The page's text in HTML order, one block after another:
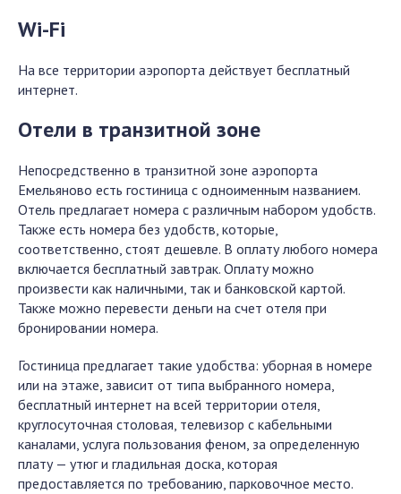
Wi-Fi
На все территории аэропорта действует бесплатный
интернет.
Отели в транзитной зоне
Непосредственно в транзитной зоне аэропорта
Емельяново есть гостиница с одноименным названием.
Отель предлагает номера с различным набором удобств.
Также есть номера без удобств, которые,
соответственно, стоят дешевле. В оплату любого номера
включается бесплатный завтрак. Оплату можно
произвести как наличными, так и банковской картой.
Также можно перевести деньги на счет отеля при
бронировании номера.
Гостиница предлагает такие удобства: уборная в номере
или на этаже, зависит от типа выбранного номера,
бесплатный интернет на всей территории отеля,
круглосуточная столовая, телевизор с кабельными
каналами, услуга пользования феном, за определенную
плату — утюг и гладильная доска, которая
предоставляется по требованию, парковочное место.